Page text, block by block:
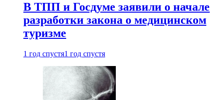
В ТПП и Госдуме заявили о начале
разработки закона о медицинском
туризме
1 год спустя1 год спустя